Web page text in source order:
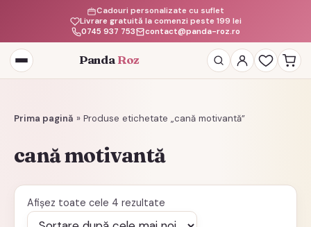
Livrare gratuită la comenzi peste 199 lei
Cadouri personalizate cu suflet
0745 937 753
contact@panda-roz.ro
Deschide
meniul
Panda Roz
Prima pagină » Produse etichetate „cană motivantă”
cană motivantă
Afișez toate cele 4 rezultateSortat
după